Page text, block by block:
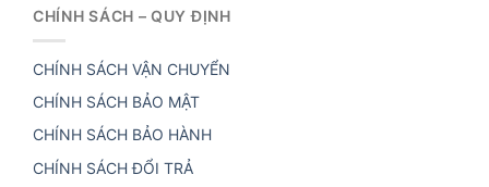
CHÍNH SÁCH – QUY ĐỊNH
CHÍNH SÁCH VẬN CHUYỂN
CHÍNH SÁCH BẢO MẬT
CHÍNH SÁCH BẢO HÀNH
CHÍNH SÁCH ĐỔI TRẢ